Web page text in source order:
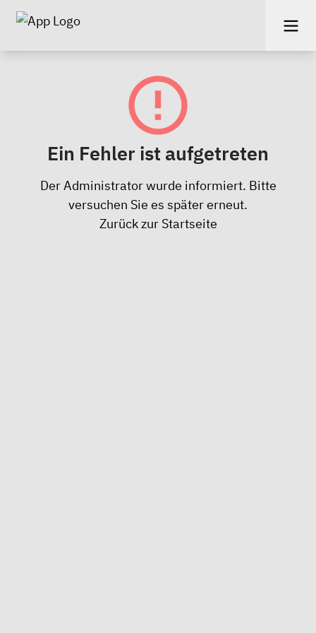
Ein Fehler ist aufgetreten
Der Administrator wurde informiert. Bitte
versuchen Sie es später erneut.
Zurück zur Startseite